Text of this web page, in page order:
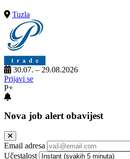
Tuzla
30.07. – 29.08.2026
Prijavi se
P+
Nova job alert obavijest
Email adresa
Učestalost